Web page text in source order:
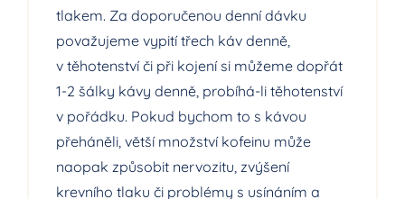
tlakem. Za doporučenou denní dávku
považujeme vypití třech káv denně,
v těhotenství či při kojení si můžeme dopřát
1-2 šálky kávy denně, probíhá-li těhotenství
v pořádku. Pokud bychom to s kávou
přeháněli, větší množství kofeinu může
naopak způsobit nervozitu, zvýšení
krevního tlaku či problémy s usínáním a